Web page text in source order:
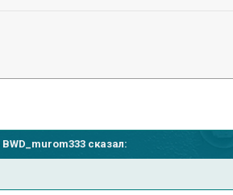
BWD_murom333 сказал: